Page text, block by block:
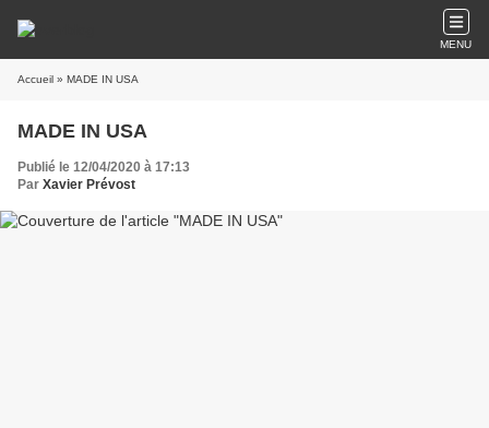
MENU
Accueil » MADE IN USA
MADE IN USA
Publié le 12/04/2020 à 17:13
Par Xavier Prévost